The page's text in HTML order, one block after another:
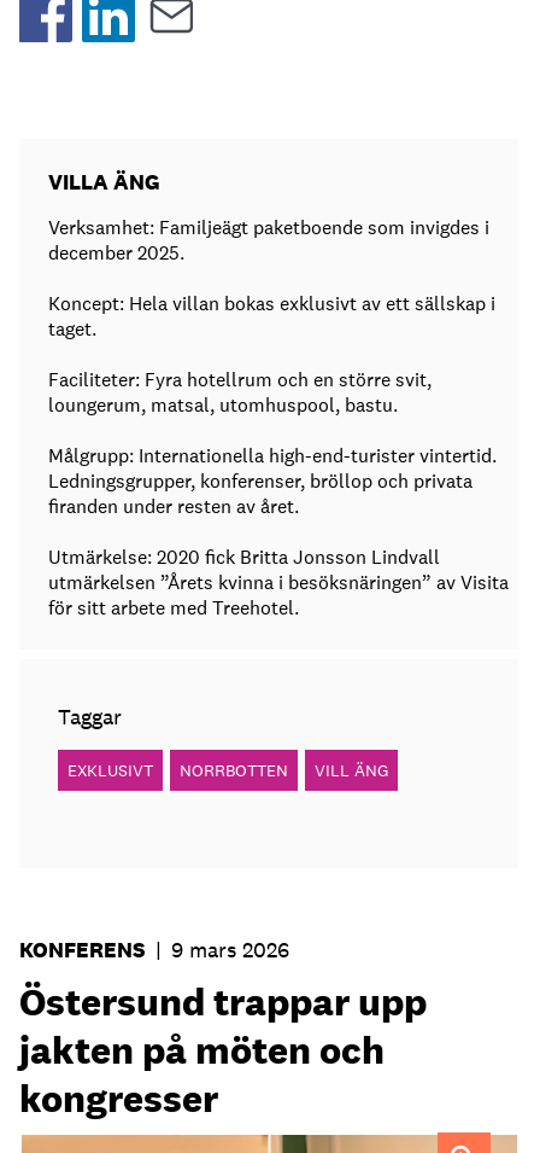
VILLA ÄNG
Verksamhet: Familjeägt paketboende som invigdes i
december 2025.
Koncept: Hela villan bokas exklusivt av ett sällskap i
taget.
Faciliteter: Fyra hotellrum och en större svit,
loungerum, matsal, utomhuspool, bastu.
Målgrupp: Internationella high-end-turister vintertid.
Ledningsgrupper, konferenser, bröllop och privata
firanden under resten av året.
Utmärkelse: 2020 fick Britta Jonsson Lindvall
utmärkelsen ”Årets kvinna i besöksnäringen” av Visita
för sitt arbete med Treehotel.
Taggar
EXKLUSIVT NORRBOTTEN VILL ÄNG
KONFERENS | 9 mars 2026
Östersund trappar upp
jakten på möten och
kongresser